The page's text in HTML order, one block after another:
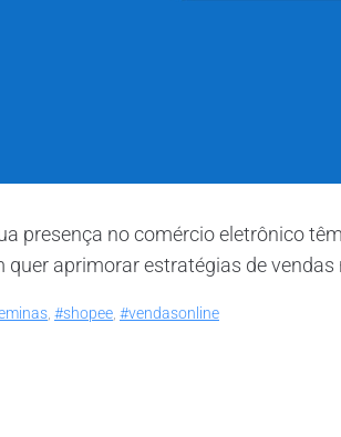
presença no comércio eletrônico
aprimorar estratégias de
#shopee #vendasonline